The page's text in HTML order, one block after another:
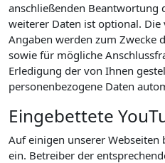
anschließenden Beantwortung
weiterer Daten ist optional. Die
Angaben werden zum Zwecke
sowie für mögliche
Erledigung der von Ihnen
personenbezogene Daten
Eingebettete
Auf einigen unserer Webseiten
ein. Betreiber der